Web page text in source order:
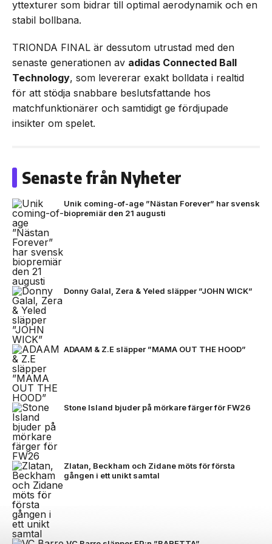
yttexturer som bidrar till optimal aerodynamik och en
stabil bollbana.
TRIONDA FINAL är dessutom utrustad med den
senaste generationen av adidas Connected Ball
Technology, som levererar exakt bolldata i realtid
för att stödja snabbare beslutsfattande hos
matchfunktionärer och samtidigt ge fördjupade
insikter om spelet.
Senaste från Nyheter
Unik coming-of-age ”Nästan Forever” har svensk
biopremiär den 21 augusti
Donny Galal, Zera & Yeled släpper ”JOHN WICK”
ADAAM & Z.E släpper ”MAMA OUT THE HOOD”
Stone Island bjuder på mörkare färger för FW26
Zlatan, Beckham och Zidane möts för första
gången i ett unikt samtal